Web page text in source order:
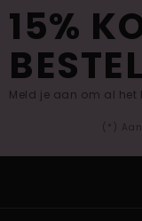
15%
Meld je aan om al
(*)